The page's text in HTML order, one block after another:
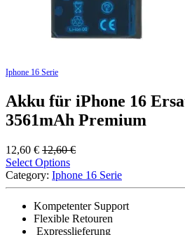
Iphone 16 Serie
Akku für iPhone 16
3561mAh Premium
12,60 € 12,60€
Select Options
Category: Iphone 16 Serie
Kompetenter Support
Flexible Retouren
Expresslieferung